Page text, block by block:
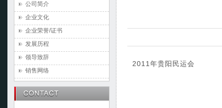
公司简介
企业文化
企业荣誉/证书
发展历程
领导致辞
销售网络
2011年贵阳民运会